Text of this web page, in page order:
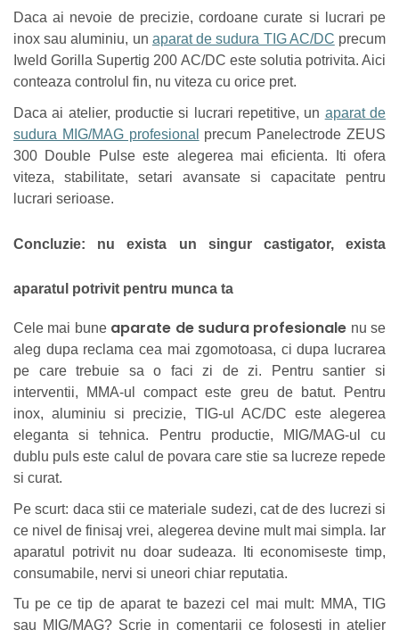
Daca ai nevoie de precizie, cordoane curate si lucrari pe
inox sau aluminiu, un aparat de sudura TIG AC/DC precum
Iweld Gorilla Supertig 200 AC/DC este solutia potrivita. Aici
conteaza controlul fin, nu viteza cu orice pret.
Daca ai atelier, productie si lucrari repetitive, un aparat de
sudura MIG/MAG profesional
precum Panelectrode ZEUS
300 Double Pulse este alegerea mai eficienta. Iti ofera
viteza, stabilitate, setari avansate si capacitate pentru
lucrari serioase.
Concluzie: nu exista un singur castigator, exista
aparatul potrivit pentru munca ta
Cele mai bune aparate de sudura profesionale nu se
aleg dupa reclama cea mai zgomotoasa, ci dupa lucrarea
pe care trebuie sa o faci zi de zi. Pentru santier si
interventii, MMA-ul compact este greu de batut. Pentru
inox, aluminiu si precizie, TIG-ul AC/DC este alegerea
eleganta si tehnica. Pentru productie, MIG/MAG-ul cu
dublu puls este calul de povara care stie sa lucreze repede
si curat.
Pe scurt: daca stii ce materiale sudezi, cat de des lucrezi si
ce nivel de finisaj vrei, alegerea devine mult mai simpla. Iar
aparatul potrivit nu doar sudeaza. Iti economiseste timp,
consumabile, nervi si uneori chiar reputatia.
Tu pe ce tip de aparat te bazezi cel mai mult: MMA, TIG
sau MIG/MAG? Scrie in comentarii ce folosesti in atelier